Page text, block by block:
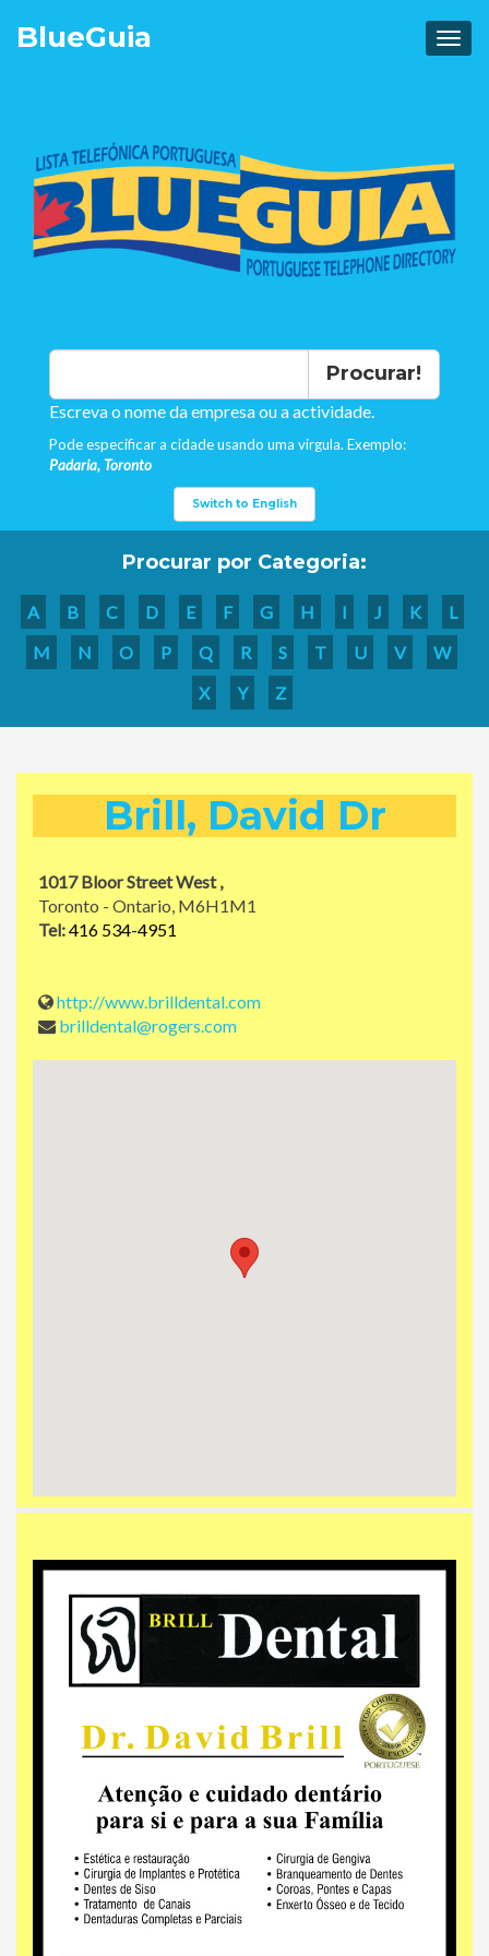
BlueGuia
Procurar!
Escreva o nome da empresa ou a actividade.
Pode especificar a cidade usando uma virgula. Exemplo:
Padaria, Toronto
Switch to English
Procurar por Categoria:
A B C D E F G H I J K
L
M
N O P Q R S T U V
W
X
Y Z
Brill, David Dr
1017 Bloor Street West ,
Toronto - Ontario, M6H1M1
Tel:416 534-4951
http://www.brilldental.com
brilldental@rogers.com